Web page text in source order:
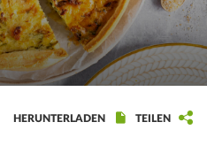
HERUNTERLADEN TEILEN